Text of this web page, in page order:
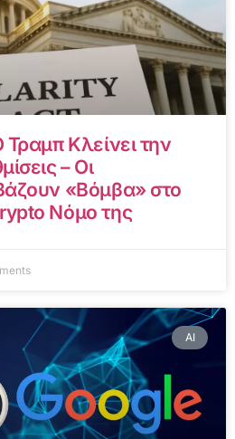
Κλείνει την
– Οι
«Βόμβα» στο
Νόμο της
AI